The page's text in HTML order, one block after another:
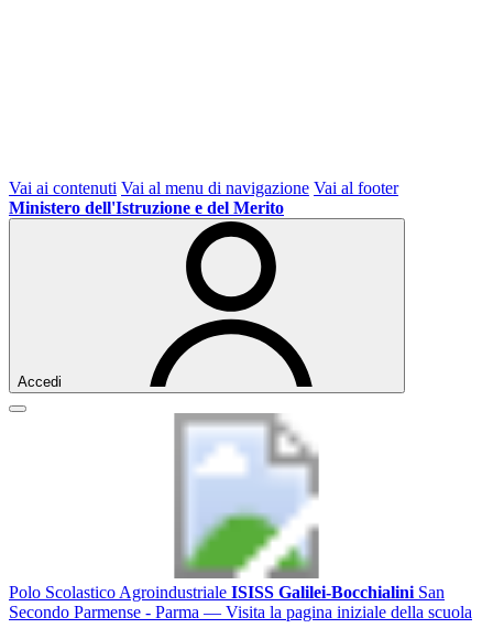
Vai ai contenuti Vai al menu di navigazione Vai al footer
Ministero dell'Istruzione e del Merito
Accedi
Polo Scolastico Agroindustriale ISISS Galilei-Bocchialini San
Secondo Parmense - Parma — Visita la pagina iniziale della scuola